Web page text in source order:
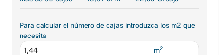
Para calcular el número de cajas introduzca los m2 que
necesita
m2